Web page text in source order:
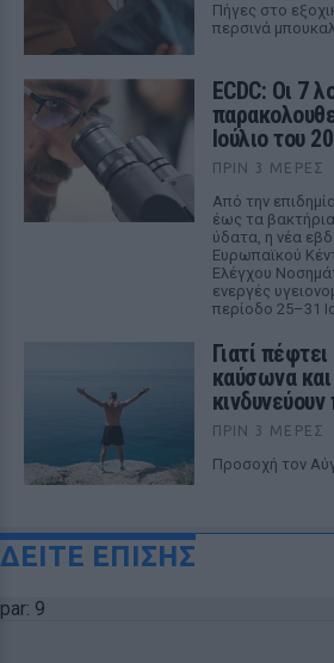
Πήγες στο
περσινά
ECDC: Οι 7
Ιούλιο του
ΠΡΙΝ 3 ΜΈΡΕΣ
Από την
έως τα
ύδατα, η νέα
Ευρωπαϊκού
Ελέγχου
ενεργές
περίοδο 25–31
Γιατί
καύσωνα και
ΠΡΙΝ 3 ΜΈΡΕΣ
Προσοχή τον
ΔΕΙΤΕ ΕΠΙΣΗΣ
par: 9